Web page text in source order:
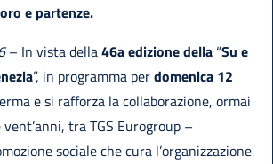
e partenze.
– In vista della46a edizione della“Su e
”, in programma perdomenica 12
e si rafforza la collaborazione, ormai
tra TGS Eurogroup –
sociale che cura l’organizzazione